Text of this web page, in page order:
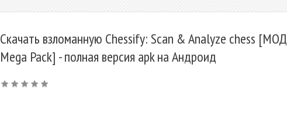
Скачать взломанную Chessify: Scan & Analyze chess [МОД
Mega Pack] - полная версия apk на Андроид